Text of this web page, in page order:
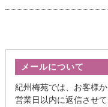
メールについて
紀州梅苑では、お客様
営業日以内に返信させ